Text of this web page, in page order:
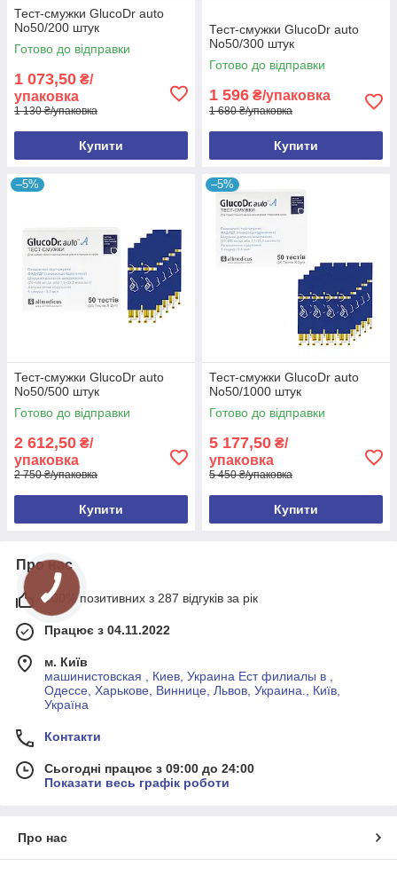
Тест-смужки GlucoDr auto
No50/200 штук
Готово до відправки
1 073,50 ₴/
упаковка
1 130 ₴/упаковка
Купити
Тест-смужки GlucoDr auto
No50/300 штук
Готово до відправки
1 596 ₴/упаковка
1 680 ₴/упаковка
Купити
–5%
Тест-смужки GlucoDr auto
No50/500 штук
Готово до відправки
2 612,50 ₴/
упаковка
2 750 ₴/упаковка
Купити
–5%
Тест-смужки GlucoDr auto
No50/1000 штук
Готово до відправки
5 177,50 ₴/
упаковка
5 450 ₴/упаковка
Купити
Про нас
100% позитивних з 287 відгуків за рік
Працює з 04.11.2022
м. Київ
машинистовская , Киев, Украина Ест филиалы в ,
Одессе, Харькове, Виннице, Львов, Украина., Київ,
Україна
Контакти
Сьогодні працює з 09:00 до 24:00
Показати весь графік роботи
Про нас